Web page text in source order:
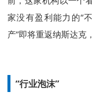
家没有盈利能力的“
产”即将重返纳斯达克
“行业泡沫”